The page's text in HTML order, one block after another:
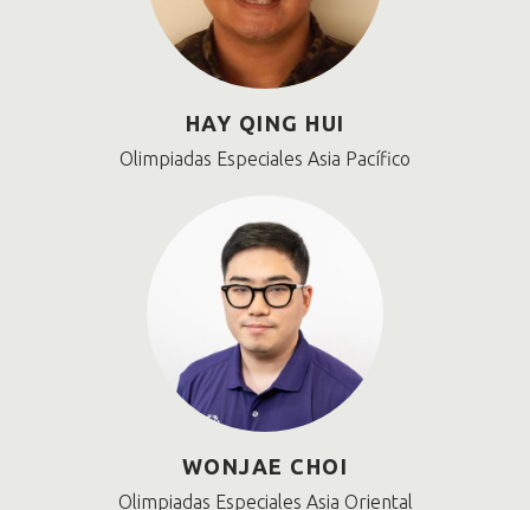
HAY QING HUI
Olimpiadas Especiales Asia Pacífico
WONJAE CHOI
Olimpiadas Especiales Asia Oriental